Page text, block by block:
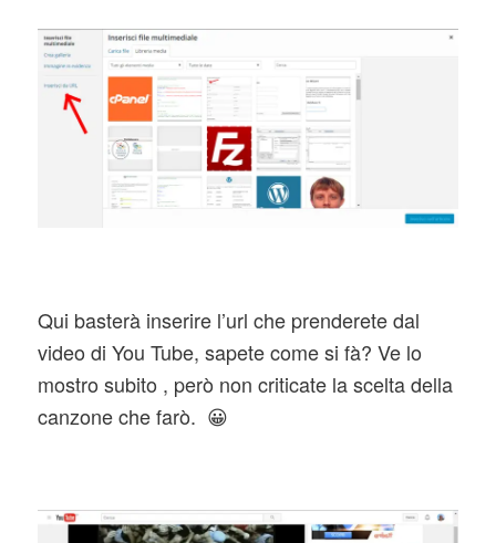
Qui basterà inserire l’url che prenderete dal
video di You Tube, sapete come si fà? Ve lo
mostro subito , però non criticate la scelta della
canzone che farò. 😀